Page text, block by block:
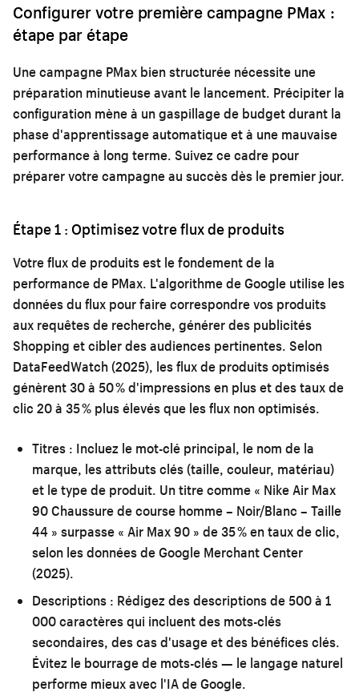
Configurer votre première campagne PMax :
étape par étape
Une campagne PMax bien structurée nécessite une
préparation minutieuse avant le lancement. Précipiter la
configuration mène à un gaspillage de budget durant la
phase d'apprentissage automatique et à une mauvaise
performance à long terme. Suivez ce cadre pour
préparer votre campagne au succès dès le premier jour.
Étape 1 : Optimisez votre flux de produits
Votre flux de produits est le fondement de la
performance de PMax. L'algorithme de Google utilise les
données du flux pour faire correspondre vos produits
aux requêtes de recherche, générer des publicités
Shopping et cibler des audiences pertinentes. Selon
DataFeedWatch (2025), les flux de produits optimisés
génèrent 30 à 50 % d'impressions en plus et des taux de
clic 20 à 35 % plus élevés que les flux non optimisés.
Titres : Incluez le mot-clé principal, le nom de la
marque, les attributs clés (taille, couleur, matériau)
et le type de produit. Un titre comme « Nike Air Max
90 Chaussure de course homme – Noir/Blanc – Taille
44 » surpasse « Air Max 90 » de 35 % en taux de clic,
selon les données de Google Merchant Center
(2025).
Descriptions : Rédigez des descriptions de 500 à 1
000 caractères qui incluent des mots-clés
secondaires, des cas d'usage et des bénéfices clés.
Évitez le bourrage de mots-clés — le langage naturel
performe mieux avec l'IA de Google.